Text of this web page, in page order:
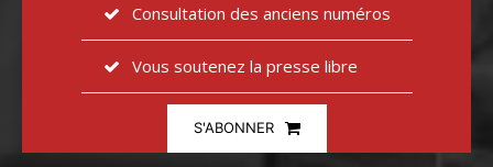
Consultation des anciens numéros
Vous soutenez la presse libre
S'ABONNER